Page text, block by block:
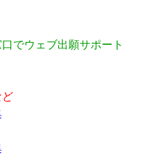
でウェブ出願サポート